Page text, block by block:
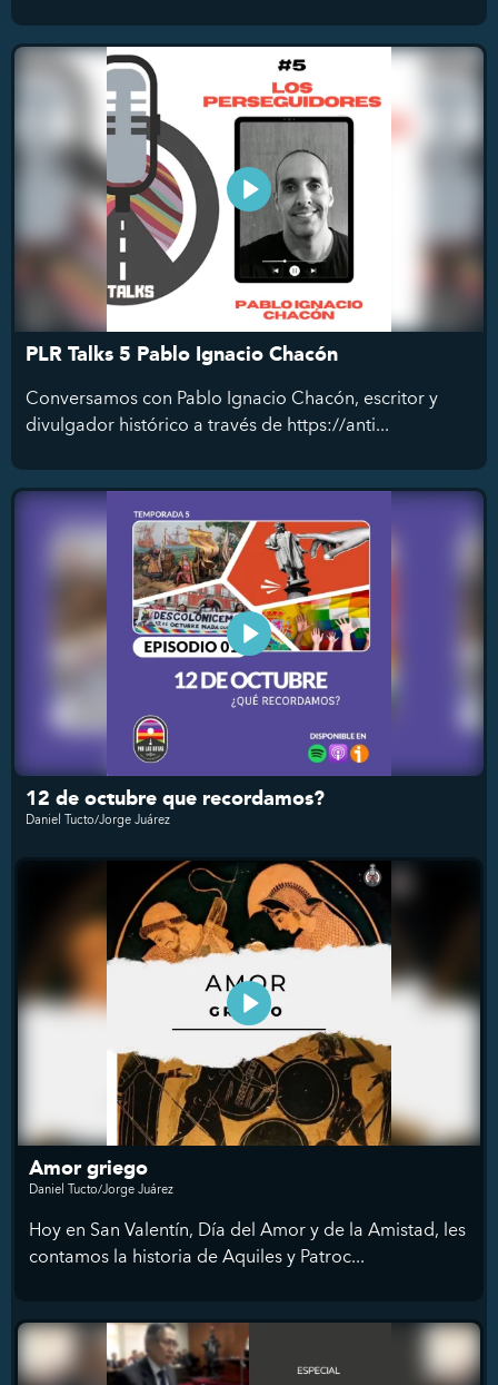
PLR Talks 5 Pablo Ignacio Chacón
Conversamos con Pablo Ignacio Chacón, escritor y
divulgador histórico a través de https://anti...
12 de octubre que recordamos?
Daniel Tucto/Jorge Juárez
Amor griego
Daniel Tucto/Jorge Juárez
Hoy en San Valentín, Día del Amor y de la Amistad, les
contamos la historia de Aquiles y Patroc...